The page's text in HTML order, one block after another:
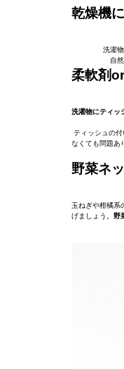
乾燥機
洗濯
自
柔軟剤
洗濯物にティッ
ティッシュの付
なくても問題あ
野菜ネ
玉ねぎや柑橘系
げましょう。 野